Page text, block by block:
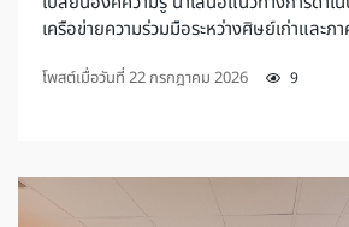
เครือข่ายความร่วมมือระหว่างศิษย์เก่าและภ
โพสต์เมื่อวันที่ 22 กรกฎาคม 2026
9